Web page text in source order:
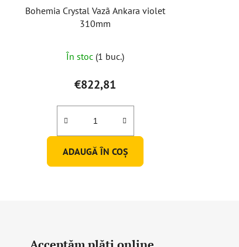
Bohemia Crystal Vazã Ankara violet
310mm
În stoc (1 buc.)
€822,81
ADAUGĂ ÎN COŞ